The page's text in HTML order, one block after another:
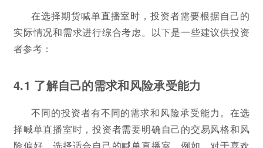
在选择期货喊单直播室时，投资者需要根据自己的
实际情况和需求进行综合考虑。以下是一些建议供投资
者参考：
4.1 了解自己的需求和风险承受能力
不同的投资者有不同的需求和风险承受能力。在选
择喊单直播室时，投资者需要明确自己的交易风格和风